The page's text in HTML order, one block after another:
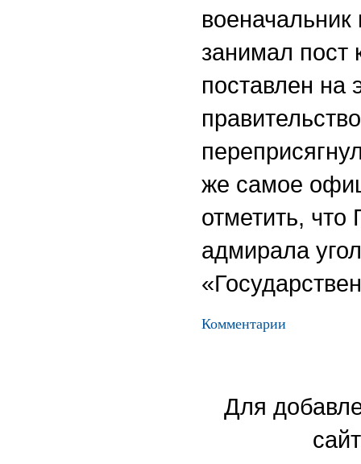
военачальник
занимал
поставлен на
же самое
отметить, что
адмирала
Комментарии
Для